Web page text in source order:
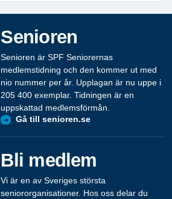
Senioren
Senioren är SPF Seniorernas
medlemstidning och den kommer ut med
nio nummer per år. Upplagan är nu uppe i
205 400 exemplar. Tidningen är en
uppskattad medlemsförmån.
Gå till senioren.se
Bli medlem
Vi är en av Sveriges största
seniororganisationer. Hos oss delar du